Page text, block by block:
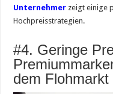
Unternehmer zeigt einige
Hochpreisstrategien.
#4. Geringe
dem Flohmarkt